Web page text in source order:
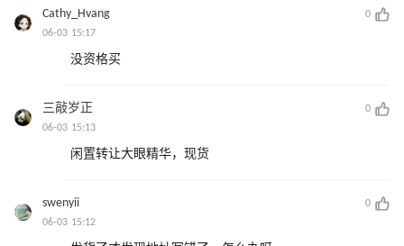
Cathy_Hvang
0
06-03 15:17
没资格买
三敲岁正
0
06-03 15:13
闲置转让大眼精华，现货
swenyii
0
06-03 15:12